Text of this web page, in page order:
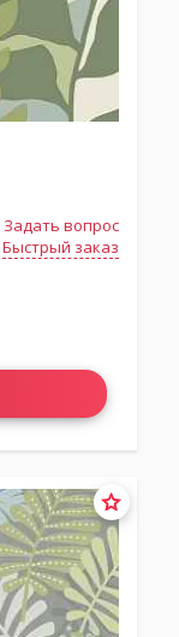
Задать вопрос
Быстрый заказ